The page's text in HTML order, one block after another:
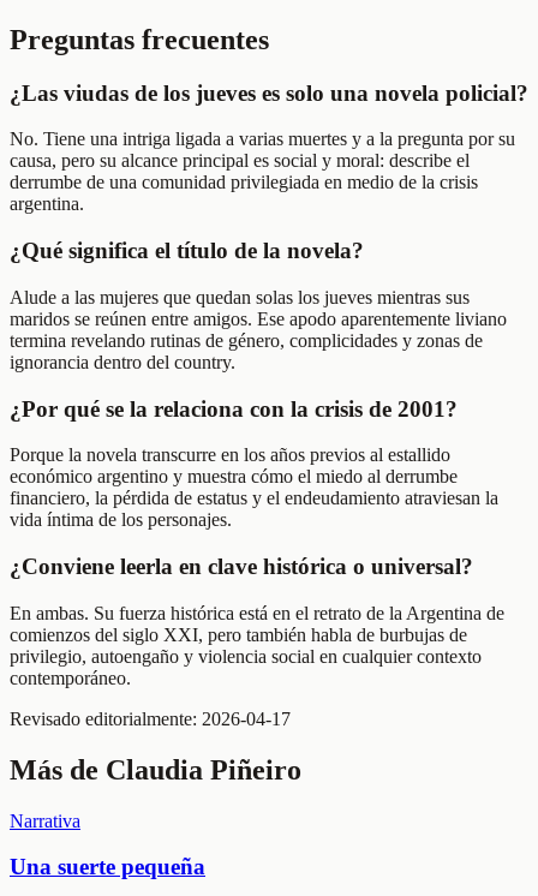
Preguntas frecuentes
¿Las viudas de los jueves es solo una novela policial?
No. Tiene una intriga ligada a varias muertes y a la pregunta por su
causa, pero su alcance principal es social y moral: describe el
derrumbe de una comunidad privilegiada en medio de la crisis
argentina.
¿Qué significa el título de la novela?
Alude a las mujeres que quedan solas los jueves mientras sus
maridos se reúnen entre amigos. Ese apodo aparentemente liviano
termina revelando rutinas de género, complicidades y zonas de
ignorancia dentro del country.
¿Por qué se la relaciona con la crisis de 2001?
Porque la novela transcurre en los años previos al estallido
económico argentino y muestra cómo el miedo al derrumbe
financiero, la pérdida de estatus y el endeudamiento atraviesan la
vida íntima de los personajes.
¿Conviene leerla en clave histórica o universal?
En ambas. Su fuerza histórica está en el retrato de la Argentina de
comienzos del siglo XXI, pero también habla de burbujas de
privilegio, autoengaño y violencia social en cualquier contexto
contemporáneo.
Revisado editorialmente: 2026-04-17
Más de Claudia Piñeiro
Narrativa
Una suerte pequeña